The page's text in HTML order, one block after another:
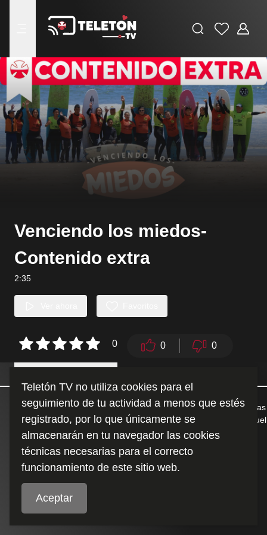
BuscarFavoritos
Venciendo los miedos-
Contenido extra
2:35
0 0 0
Conoce la historia de rehabilitación&nbsp; detrás los protagonistas
de la película&nbsp; “Corriendo las Olas”.&nbsp; Agustina y Miguel
nos cuentan cómo el trabajo en Teletón les permitió tener la
capacidad&nbsp; para enfrentar ese desafío.
Teletón TV no utiliza cookies para el
seguimiento de tu actividad a menos que estés
registrado, por lo que únicamente se
almacenarán en tu navegador las cookies
técnicas necesarias para el correcto
funcionamiento de este sitio web.
Aceptar